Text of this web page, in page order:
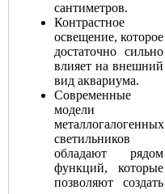
сантиметров.
Контрастное
освещение, которое
достаточно сильно
влияет на внешний
вид аквариума.
Современные
модели
металлогалогенных
светильников
обладают рядом
функций, которые
позволяют создать